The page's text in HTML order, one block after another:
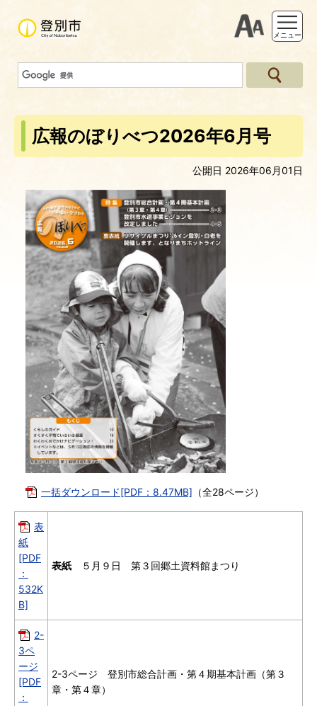
支援ツー
メニュー
広報のぼりべつ2026年6月号
公開日 2026年06月01日
一括ダウンロード[PDF：8.47MB] （全28ページ）
表
紙
[PDF
：
532K
B]
表紙 ５月９日 第３回郷土資料館まつり
2-
3ペ
ージ
[PDF
：
2-3ページ 登別市総合計画・第４期基本計画（第３
章・第４章）